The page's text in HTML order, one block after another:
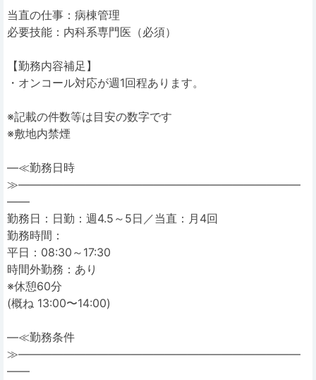
当直の仕事：病棟管理
必要技能：内科系専門医（必須）
【勤務内容補足】
・オンコール対応が週1回程あります。
※記載の件数等は目安の数字です
※敷地内禁煙
―≪勤務日時
≫―――――――――――――――――――――――――
――
勤務日：日勤：週4.5～5日／当直：月4回
勤務時間：
平日：08:30～17:30
時間外勤務：あり
※休憩60分
(概ね 13:00〜14:00)
―≪勤務条件
≫―――――――――――――――――――――――――
――